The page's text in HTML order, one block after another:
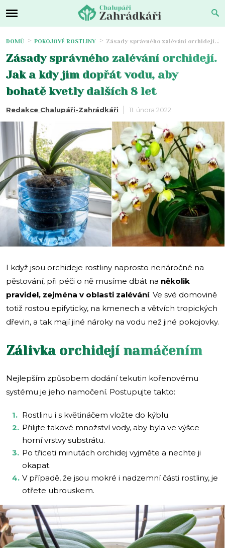
DOMŮ POKOJOVÉ ROSTLINY Zásady správného zalévání orchidejí.
Zásady správného zalévání orchidejí.
Jak a kdy jim dopřát vodu, aby
bohatě kvetly dalších 8 let
Redakce Chalupáři-Zahrádkáři 11. února 2022
I když jsou orchideje rostliny naprosto nenáročné na
pěstování, při péči o ně musíme dbát na několik
pravidel, zejména v oblasti zalévání. Ve své domovině
totiž rostou epifyticky, na kmenech a větvích tropických
dřevin, a tak mají jiné nároky na vodu než jiné pokojovky.
Zálivka orchidejí namáčením
Nejlepším způsobem dodání tekutin kořenovému
systému je jeho namočení. Postupujte takto:
Rostlinu i s květináčem vložte do kýblu.
Přilijte takové množství vody, aby byla ve výšce
horní vrstvy substrátu.
Po třiceti minutách orchidej vyjměte a nechte ji
okapat.
V případě, že jsou mokré i nadzemní části rostliny, je
otřete ubrouskem.